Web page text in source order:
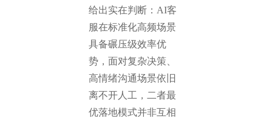
给出实在判断：AI客
服在标准化高频场景
具备碾压级效率优
势，面对复杂决策、
高情绪沟通场景依旧
离不开人工，二者最
优落地模式并非互相